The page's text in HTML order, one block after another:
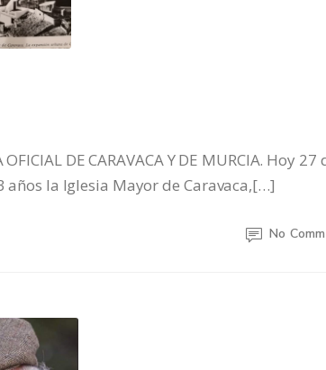
DE CARAVACA Y DE MURCIA. Hoy 27
años la Iglesia Mayor de Caravaca,[…]
No